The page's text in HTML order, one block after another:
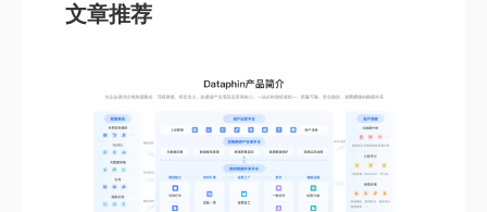
文章推荐